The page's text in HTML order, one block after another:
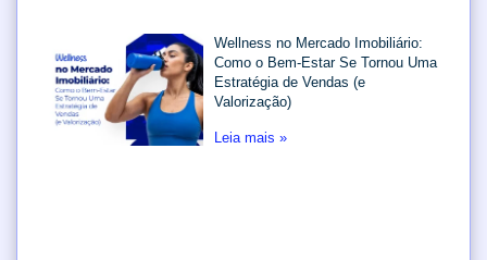
Wellness no Mercado Imobiliário:
Como o Bem-Estar Se Tornou Uma
Estratégia de Vendas (e
Valorização)
Leia mais »